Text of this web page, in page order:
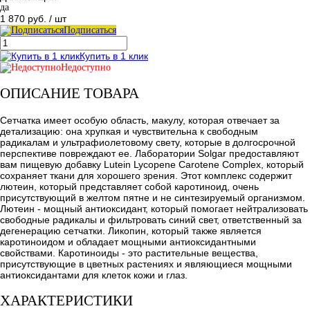
да
1 870 руб. / шт
Подписаться
Купить в 1 клик
Недоступно
ОПИСАНИЕ ТОВАРА
Сетчатка имеет особую область, макулу, которая отвечает за
детализацию: она хрупкая и чувствительна к свободным
радикалам и ультрафиолетовому свету, которые в долгосрочной
перспективе повреждают ее. Лаборатории Solgar предоставляют
вам пищевую добавку Lutein Lycopene Carotene Complex, который
сохраняет ткани для хорошего зрения. Этот комплекс содержит
лютеин, который представляет собой каротиноид, очень
присутствующий в желтом пятне и не синтезируемый организмом.
Лютеин - мощный антиоксидант, который помогает нейтрализовать
свободные радикалы и фильтровать синий свет, ответственный за
дегенерацию сетчатки. Ликопин, который также является
каротиноидом и обладает мощными антиоксидантными
свойствами. Каротиноиды - это растительные вещества,
присутствующие в цветных растениях и являющиеся мощными
антиоксидантами для клеток кожи и глаз.
ХАРАКТЕРИСТИКИ